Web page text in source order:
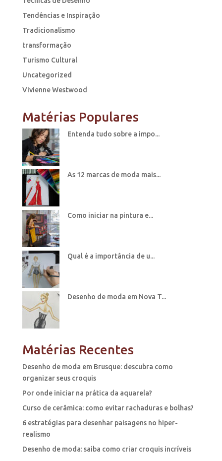
Tendências e Inspiração
Tradicionalismo
transformação
Turismo Cultural
Uncategorized
Vivienne Westwood
Matérias Populares
Entenda tudo sobre a impo...
As 12 marcas de moda mais...
Como iniciar na pintura e...
Qual é a importância de u...
Desenho de moda em Nova T...
Matérias Recentes
Desenho de moda em Brusque: descubra como
organizar seus croquis
Por onde iniciar na prática da aquarela?
Curso de cerâmica: como evitar rachaduras e bolhas?
6 estratégias para desenhar paisagens no hiper-
realismo
Desenho de moda: saiba como criar croquis incríveis